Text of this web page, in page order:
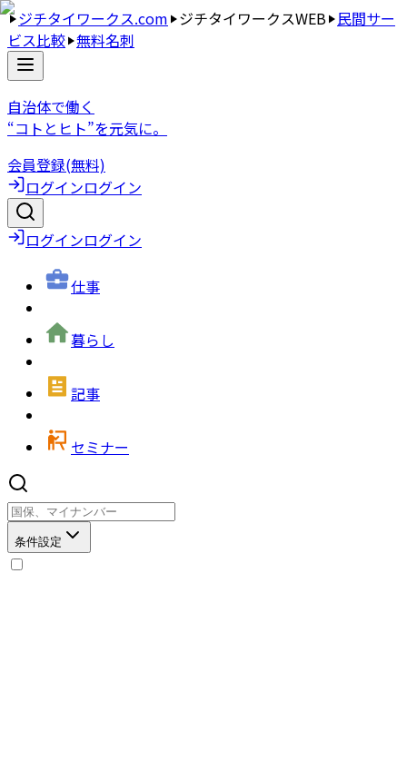
ジチタイワークス.com ジチタイワークスWEB 民間サー
ビス比較 無料名刺
自治体で働く
“コトとヒト”を元気に。
会員登録(無料)
ログインログイン
ログインログイン
仕事
暮らし
記事
セミナー
条件設定